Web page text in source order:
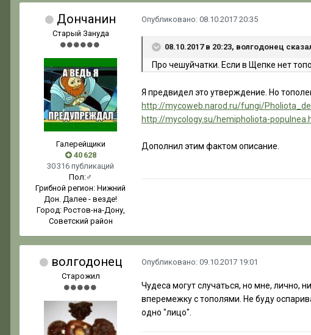
Дончанин
Старый Зануда
Галерейщики
40 628
30 316 публикаций
Пол:♂
Грибной регион: Нижний
Дон. Далее - везде!
Город: Ростов-на-Дону,
Советский район
Опубликовано: 08.10.2017 20:35
08.10.2017 в 20:23, волгодонец
Про чешуйчатки. Если в Щепке нет
Я предвидел это утверждение. Но
http://mycoweb.narod.ru/fungi/
http://mycology.su/hemipholiota-
Дополнил этим фактом описание.
волгодонец
Старожил
Опубликовано: 09.10.2017 19:01
Чудеса могут случаться, но мне, лично,
вперемежку с тополями. Не буду
одно "лицо".